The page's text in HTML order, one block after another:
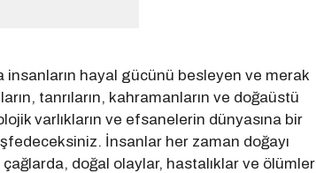
hayal gücünü besleyen ve merak
tanrıların, kahramanların ve doğaüstü
varlıkların ve efsanelerin dünyasına bir
İnsanlar her zaman doğayı
çağlarda, doğal olaylar, hastalıklar ve ölümler